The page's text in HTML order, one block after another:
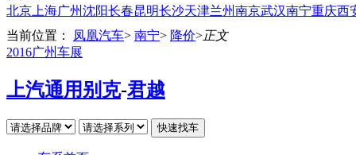
北京 上海广州沈阳长春昆明长沙天津兰州南京武汉南宁重庆西
当前位置：
凤凰汽车> 南宁> 降价>正文
2016广州车展
上汽通用别克-君越